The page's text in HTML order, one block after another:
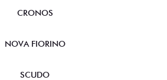
CRONOS
NOVA FIORINO
SCUDO